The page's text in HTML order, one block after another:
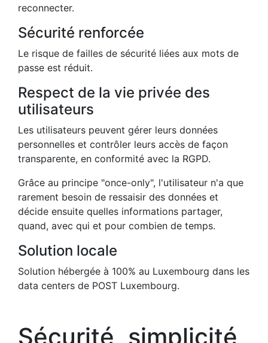
reconnecter.
Sécurité renforcée
Le risque de failles de sécurité liées aux mots de
passe est réduit.
Respect de la vie privée des
utilisateurs
Les utilisateurs peuvent gérer leurs données
personnelles et contrôler leurs accès de façon
transparente, en conformité avec la RGPD.
Grâce au principe "once-only", l'utilisateur n'a que
rarement besoin de ressaisir des données et
décide ensuite quelles informations partager,
quand, avec qui et pour combien de temps.
Solution locale
Solution hébergée à 100% au Luxembourg dans les
data centers de POST Luxembourg.
Sécurité, simplicité